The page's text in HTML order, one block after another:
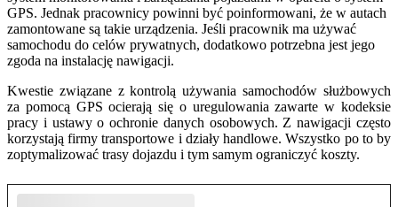
GPS. Jednak pracownicy powinni być poinformowani, że w autach
zamontowane są takie urządzenia. Jeśli pracownik ma używać
samochodu do celów prywatnych, dodatkowo potrzebna jest jego
zgoda na instalację nawigacji.
Kwestie związane z kontrolą używania samochodów służbowych
za pomocą GPS ocierają się o uregulowania zawarte w kodeksie
pracy i ustawy o ochronie danych osobowych. Z nawigacji często
korzystają firmy transportowe i działy handlowe. Wszystko po to by
zoptymalizować trasy dojazdu i tym samym ograniczyć koszty.